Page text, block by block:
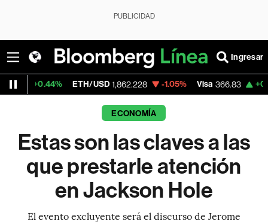
PUBLICIDAD
Ingresar
ETH/USD 1,862.228 -1.05% Visa 366.83 +0.19%
ECONOMÍA
Estas son las claves a las
que prestarle atención
en Jackson Hole
El evento excluyente será el discurso de Jerome